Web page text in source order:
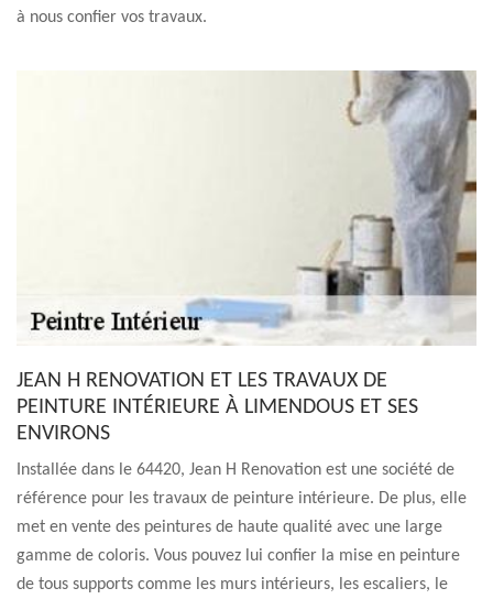
à nous confier vos travaux.
JEAN H RENOVATION ET LES TRAVAUX DE
PEINTURE INTÉRIEURE À LIMENDOUS ET SES
ENVIRONS
Installée dans le 64420, Jean H Renovation est une société de
référence pour les travaux de peinture intérieure. De plus, elle
met en vente des peintures de haute qualité avec une large
gamme de coloris. Vous pouvez lui confier la mise en peinture
de tous supports comme les murs intérieurs, les escaliers, le